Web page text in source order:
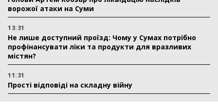
ворожої атаки на Суми
13:31
Не лише доступний проїзд: Чому у Сумах потрібно
профінансувати ліки та продукти для вразливих
містян?
11:31
Прості відповіді на складну війну